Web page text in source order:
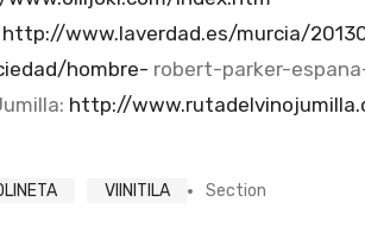
http://www.laverdad.es/murcia/
hombre- robert-parker-
http://
VIINITILA
Section